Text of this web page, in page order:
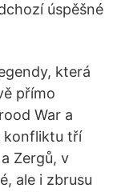
úspěšné
která
přímo
War a
konfliktu tří
Zergů, v
ale i zbrusu